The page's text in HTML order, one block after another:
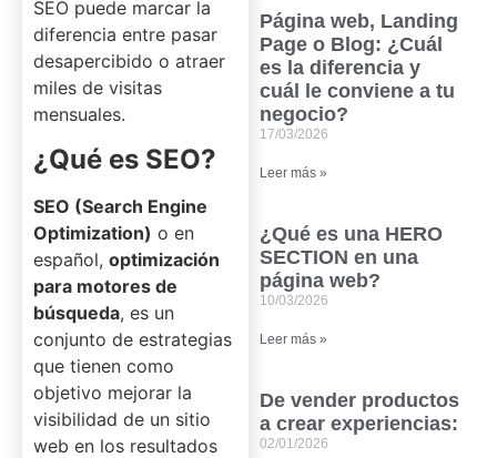
SEO puede marcar la
diferencia entre pasar
desapercibido o atraer
miles de visitas
mensuales.
¿Qué es SEO?
SEO (Search Engine
Optimization) o en
español, optimización
para motores de
búsqueda, es un
conjunto de estrategias
que tienen como
objetivo mejorar la
visibilidad de un sitio
web en los resultados
Página web, Landing
Page o Blog: ¿Cuál
es la diferencia y
cuál le conviene a tu
negocio?
17/03/2026
Leer más »
¿Qué es una HERO
SECTION en una
página web?
10/03/2026
Leer más »
De vender productos
a crear experiencias:
02/01/2026